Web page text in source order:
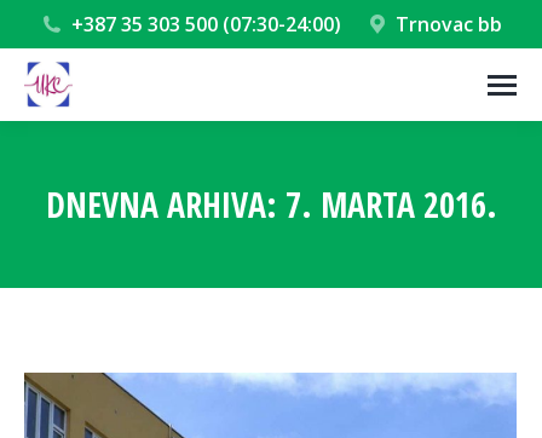
+387 35 303 500 (07:30-24:00) Trnovac bb
DNEVNA ARHIVA: 7. MARTA 2016.